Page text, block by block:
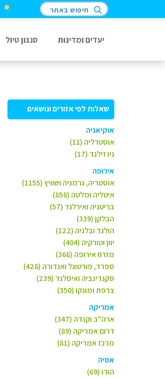
חיפוש באתר
יעדים ומדינות סגנון טיול
שאלות לפי אזורים ונושאים
אוקיאניה
אוסטרליה (11)
ניו זילנד (17)
אירופה
אוסטריה, גרמניה ושוויץ (1155)
איטליה ומלטה (858)
בריטניה ואירלנד (57)
הבלקן (339)
הולנד ובלגיה (122)
יוון וטורקיה (404)
מזרח אירופה (368)
ספרד, פורטוגל ואנדורה (428)
סקנדינביה ואיסלנד (239)
צרפת ומונקו (350)
אמריקה
ארה"ב וקנדה (347)
דרום אמריקה (89)
מרכז אמריקה (81)
אסיה
הודו (69)